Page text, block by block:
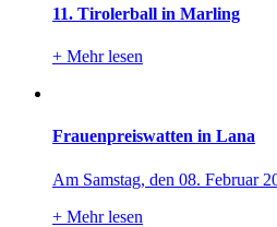
11. Tirolerball in Marling
+ Mehr lesen
Frauenpreiswatten in Lana
Am Samstag, den 08. Februar
+ Mehr lesen